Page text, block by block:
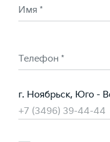
Имя *
Телефон *
г. Ноябрьск, Юго -
+7 (3496) 39-44-44